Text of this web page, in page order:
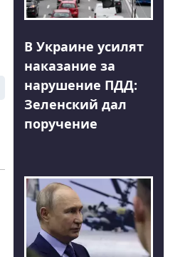
В Украине усилят
наказание за
нарушение ПДД:
Зеленский дал
поручение